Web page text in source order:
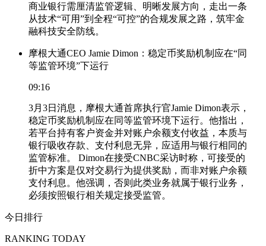
商业银行需厘清监管逻辑、明晰发展方向，走出一条
从技术“可用”到全程“可控”的合规发展之路，筑牢金
融科技安全防线。
摩根大通CEO Jamie Dimon：稳定币奖励机制应在“同
等监管环境”下运行
09:16
3月3日消息，摩根大通首席执行官Jamie Dimon表示，
稳定币奖励机制应在同等监管环境下运行。他指出，
若平台持有客户资金并对账户余额支付收益，本质与
银行吸收存款、支付利息无异，应适用与银行相同的
监管标准。 Dimon在接受CNBC采访时称，可接受的
折中方案是仅对交易行为提供奖励，而非对账户余额
支付利息。他强调，否则此类业务就属于银行业务，
必须按照银行相关规定接受监管。
今日排行
RANKING TODAY